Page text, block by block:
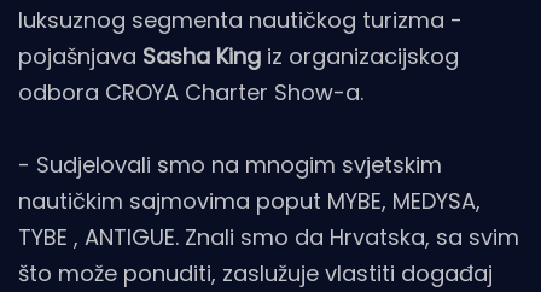
luksuznog segmenta nautičkog turizma -
pojašnjava Sasha King iz organizacijskog
odbora CROYA Charter Show-a.
- Sudjelovali smo na mnogim svjetskim
nautičkim sajmovima poput MYBE, MEDYSA,
TYBE , ANTIGUE. Znali smo da Hrvatska, sa svim
što može ponuditi, zaslužuje vlastiti događaj